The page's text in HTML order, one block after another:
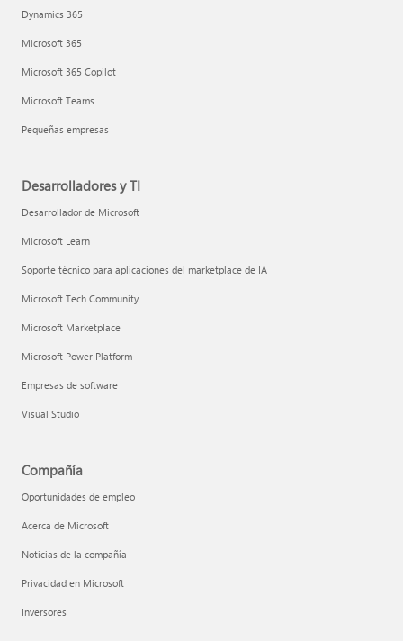
Dynamics 365
Microsoft 365
Microsoft 365 Copilot
Microsoft Teams
Pequeñas empresas
Desarrolladores y TI
Desarrollador de Microsoft
Microsoft Learn
Soporte técnico para aplicaciones del marketplace de IA
Microsoft Tech Community
Microsoft Marketplace
Microsoft Power Platform
Empresas de software
Visual Studio
Compañía
Oportunidades de empleo
Acerca de Microsoft
Noticias de la compañía
Privacidad en Microsoft
Inversores